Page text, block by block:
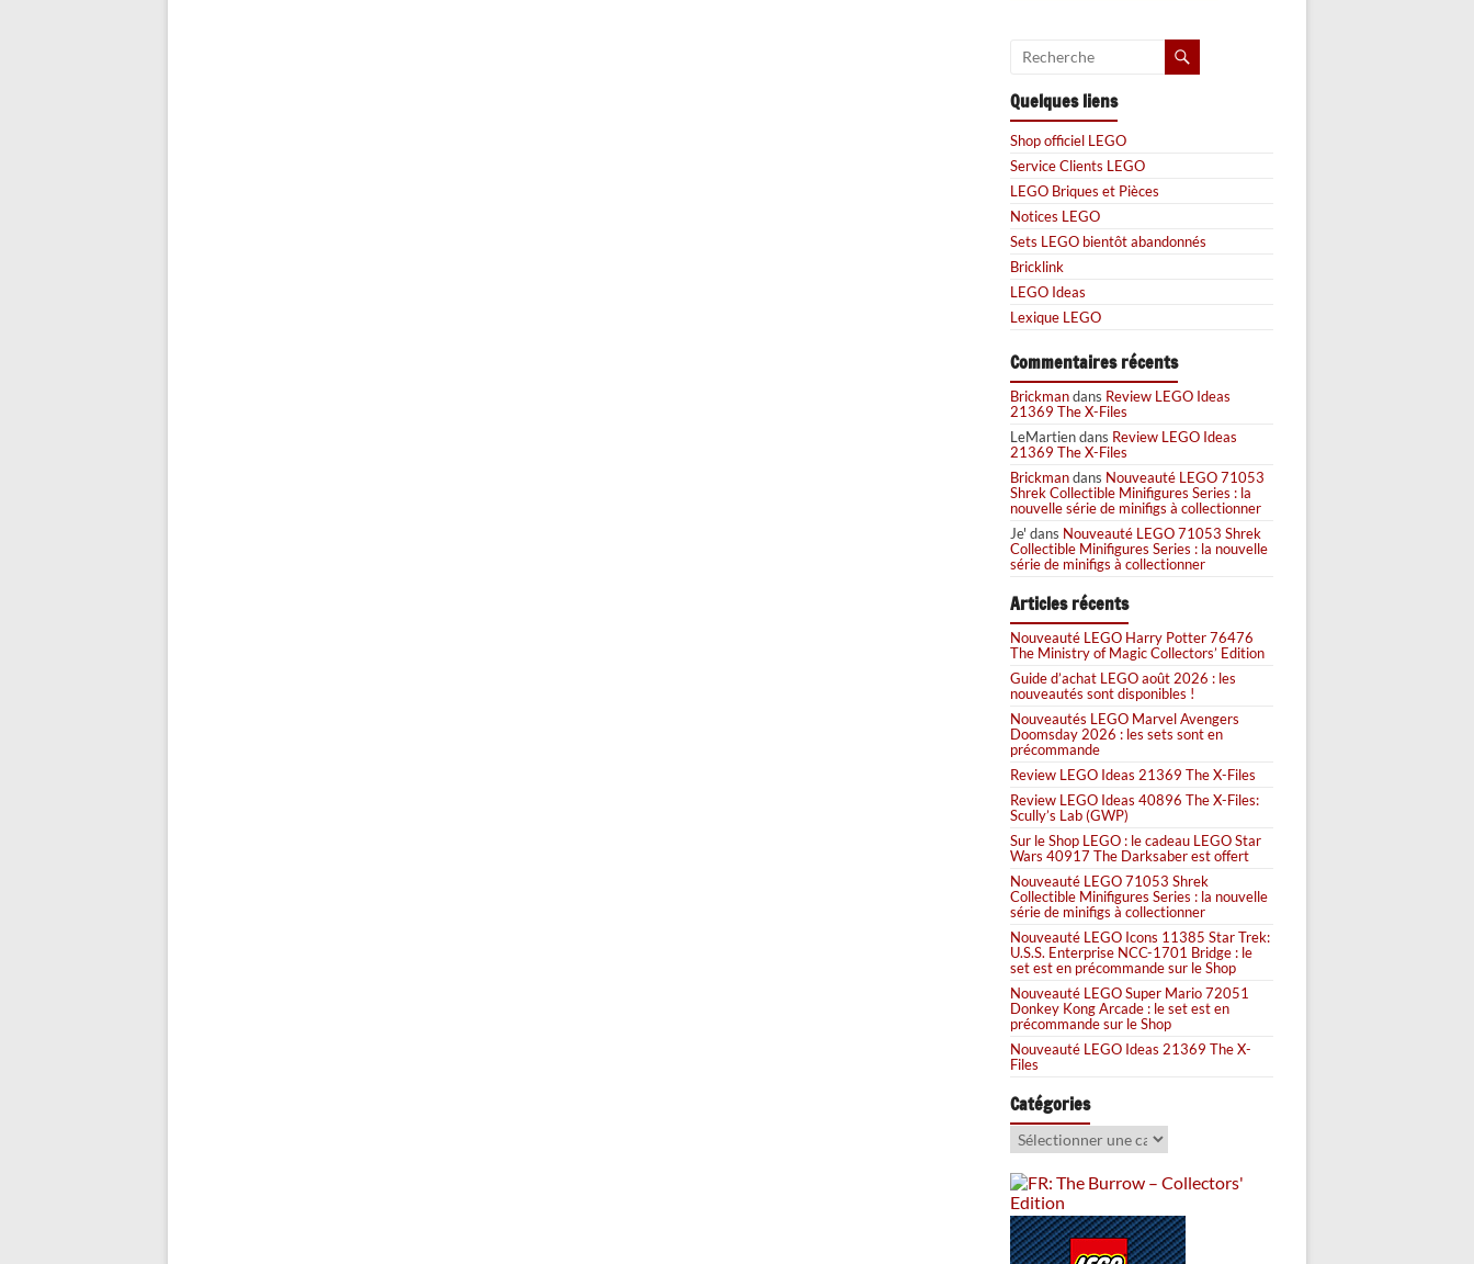
Quelques liens
Shop officiel LEGO
Service Clients LEGO
LEGO Briques et Pièces
Notices LEGO
Sets LEGO bientôt abandonnés
Bricklink
LEGO Ideas
Lexique LEGO
Commentaires récents
Brickmandans Review LEGO Ideas
21369 The X-Files
LeMartiendans Review LEGO Ideas
21369 The X-Files
Brickmandans Nouveauté LEGO 71053
Shrek Collectible Minifigures Series : la
nouvelle série de minifigs à collectionner
Je' dans Nouveauté LEGO 71053 Shrek
Collectible Minifigures Series : la nouvelle
série de minifigs à collectionner
Articles récents
Nouveauté LEGO Harry Potter 76476
The Ministry of Magic Collectors’ Edition
Guide d’achat LEGO août 2026 : les
nouveautés sont disponibles !
Nouveautés LEGO Marvel Avengers
Doomsday 2026 : les sets sont en
précommande
Review LEGO Ideas 21369 The X-Files
Review LEGO Ideas 40896 The X-Files:
Scully’s Lab (GWP)
Sur le Shop LEGO : le cadeau LEGO Star
Wars 40917 The Darksaber est offert
Nouveauté LEGO 71053 Shrek
Collectible Minifigures Series : la nouvelle
série de minifigs à collectionner
Nouveauté LEGO Icons 11385 Star Trek:
U.S.S. Enterprise NCC-1701 Bridge : le
set est en précommande sur le Shop
Nouveauté LEGO Super Mario 72051
Donkey Kong Arcade : le set est en
précommande sur le Shop
Nouveauté LEGO Ideas 21369 The X-
Files
Catégories
Catégories